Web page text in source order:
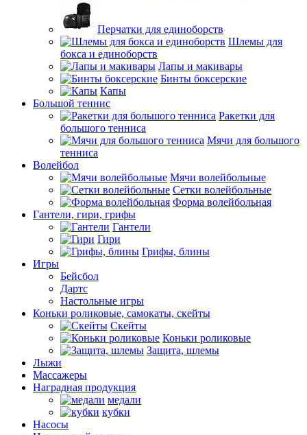
Перчатки для единоборств
Шлемы для
бокса и единоборств
Лапы и макивары
Бинты боксерские
Капы
Большой теннис
Ракетки для
большого тенниса
Мячи для большого
тенниса
Волейбол
Мячи волейбольные
Сетки волейбольные
Форма волейбольная
Гантели, гири, грифы
Гантели
Гири
Грифы, блины
Игры
Бейсбол
Дартс
Настольные игры
Коньки роликовые, самокаты, скейты
Скейты
Коньки роликовые
Защита, шлемы
Лыжи
Массажеры
Наградная продукция
медали
кубки
Насосы